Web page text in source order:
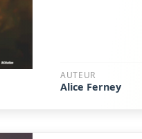
AUTEUR
Alice Ferney